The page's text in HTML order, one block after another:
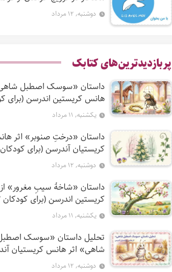
دوشنبه, ۱۲ مرداد
پربازدیدترین‌های کتابک
داستان «سوسک اصطبل
هانس کریستین اندرسن (برای
7 تا 12 سال) یکشنبه, ۱۱ مرداد
داستان «درختِ صنوبر» اثر
12 سال) دوشنبه, ۱۲ مرداد
داستان «شاخهٔ سیبِ مغرور»
سال)یکشنبه, ۱۱ مرداد
تحلیل داستان «سوسک
شاهی» اثر هانس کریستیان
دوشنبه, ۱۲ مرداد